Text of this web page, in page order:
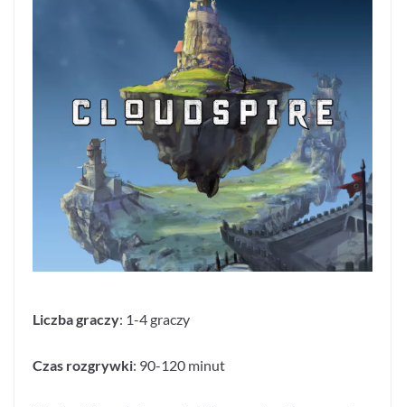
Liczba graczy: 1-4 graczy
Czas rozgrywki: 90-120 minut